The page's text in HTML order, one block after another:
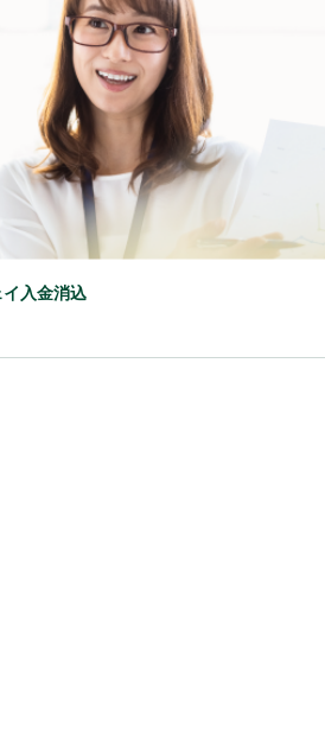
入金消込
業務別
株式情報・配当情報
IRお問い合わせ
役員
アクセス